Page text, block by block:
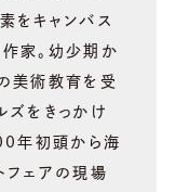
をキャンバス
家。幼少期か
美術教育を受
ズをきっかけ
年初頭から海
フェアの現場